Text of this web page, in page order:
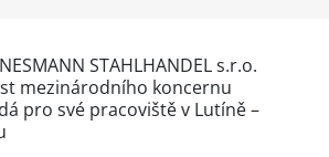
STAHLHANDEL s.r.o.
mezinárodního koncernu
pro své pracoviště v Lutíně –